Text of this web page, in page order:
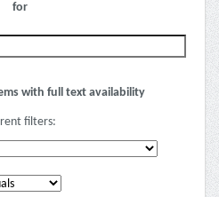
for
with full text availability
filters: